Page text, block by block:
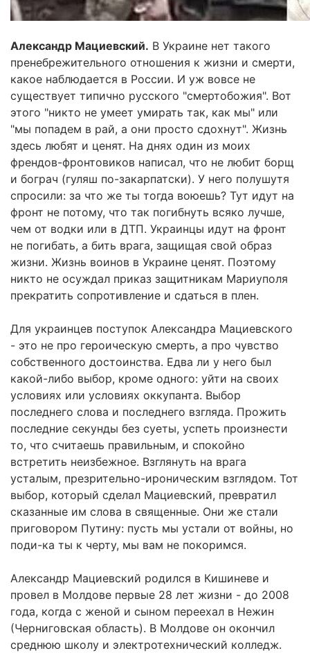
Александр Мациевский. В Украине нет такого
пренебрежительного отношения к жизни и смерти,
какое наблюдается в России. И уж вовсе не
существует типично русского "смертобожия". Вот
этого "никто не умеет умирать так, как мы" или
"мы попадем в рай, а они просто сдохнут". Жизнь
здесь любят и ценят. На днях один из моих
френдов-фронтовиков написал, что не любит борщ
и бограч (гуляш по-закарпатски). У него полушутя
спросили: за что же ты тогда воюешь? Тут идут на
фронт не потому, что так погибнуть всяко лучше,
чем от водки или в ДТП. Украинцы идут на фронт
не погибать, а бить врага, защищая свой образ
жизни. Жизнь воинов в Украине ценят. Поэтому
никто не осуждал приказ защитникам Мариуполя
прекратить сопротивление и сдаться в плен.
Для украинцев поступок Александра Мациевского
- это не про героическую смерть, а про чувство
собственного достоинства. Едва ли у него был
какой-либо выбор, кроме одного: уйти на своих
условиях или условиях оккупанта. Выбор
последнего слова и последнего взгляда. Прожить
последние секунды без суеты, успеть произнести
то, что считаешь правильным, и спокойно
встретить неизбежное. Взглянуть на врага
усталым, презрительно-ироническим взглядом. Тот
выбор, который сделал Мациевский, превратил
сказанные им слова в священные. Они же стали
приговором Путину: пусть мы устали от войны, но
поди-ка ты к черту, мы вам не покоримся.
Александр Мациевский родился в Кишиневе и
провел в Молдове первые 28 лет жизни - до 2008
года, когда с женой и сыном переехал в Нежин
(Черниговская область). В Молдове он окончил
среднюю школу и электротехнический колледж.